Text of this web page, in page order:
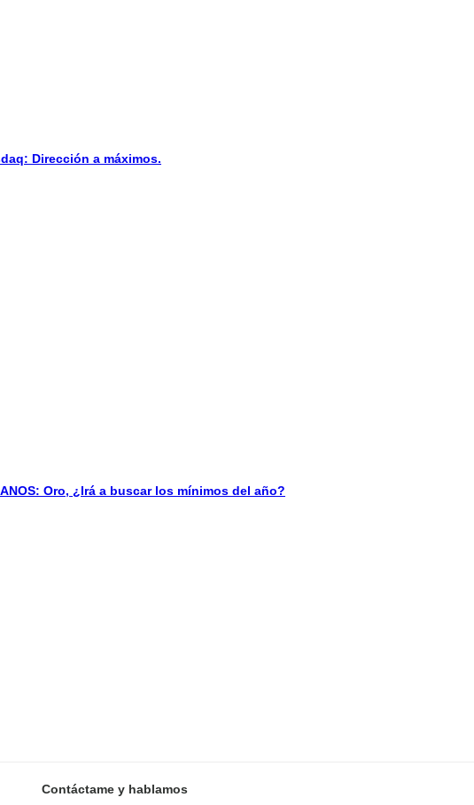
Dirección a máximos.
Oro, ¿Irá a buscar los mínimos del año?
Contáctame y hablamos